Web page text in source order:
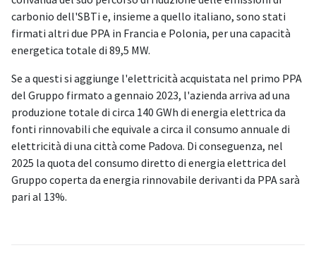
carbonio dell'SBTi e, insieme a quello italiano, sono stati
firmati altri due PPA in Francia e Polonia, per una capacità
energetica totale di 89,5 MW.
Se a questi si aggiunge l'elettricità acquistata nel primo PPA
del Gruppo firmato a gennaio 2023, l'azienda arriva ad una
produzione totale di circa 140 GWh di energia elettrica da
fonti rinnovabili che equivale a circa il consumo annuale di
elettricità di una città come Padova. Di conseguenza, nel
2025 la quota del consumo diretto di energia elettrica del
Gruppo coperta da energia rinnovabile derivanti da PPA sarà
pari al 13%.